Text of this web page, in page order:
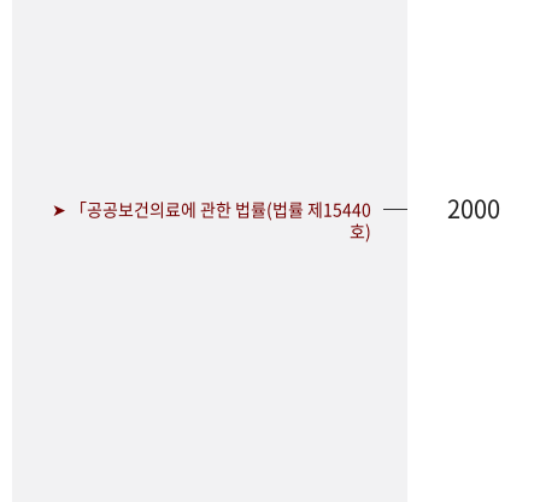
➤ 「공공보건의료에 관한 법률(법률 제15440
호)
2000